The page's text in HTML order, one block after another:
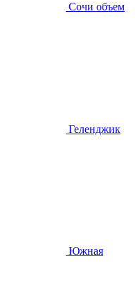
Сочи объем
Геленджик
Южная